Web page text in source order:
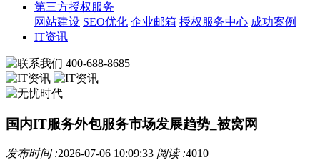
第三方授权服务
网站建设 SEO优化 企业邮箱 授权服务中心 成功案例
IT资讯
400-688-8685
国内IT服务外包服务市场发展趋势_被窝网
发布时间 :2026-07-06 10:09:33 阅读 :4010